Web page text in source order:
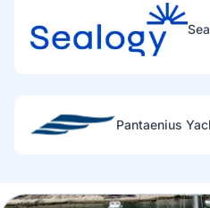
Pantaenius